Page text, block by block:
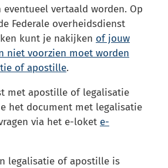
eventueel vertaald worden. Op
Federale overheidsdienst
kunt je nakijken of jouw
niet voorzien moet worden
of apostille.
met apostille of legalisatie
het document met legalisatie
via het e-loket e-
legalisatie of apostille is